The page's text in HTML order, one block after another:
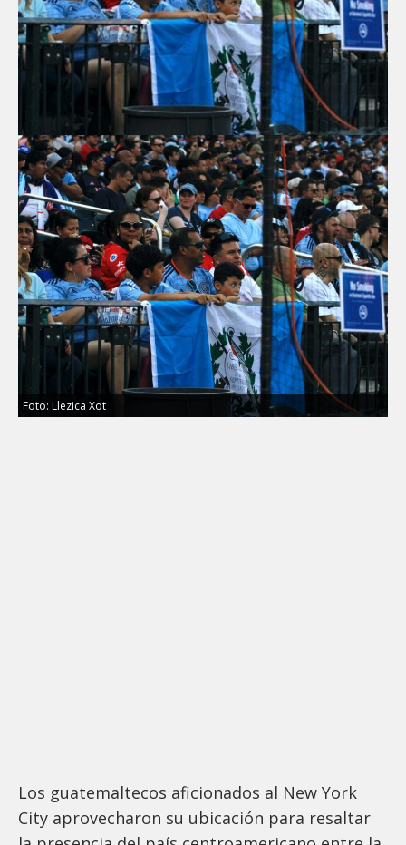
Foto: Llezica Xot
Los guatemaltecos aficionados al New York
City aprovecharon su ubicación para resaltar